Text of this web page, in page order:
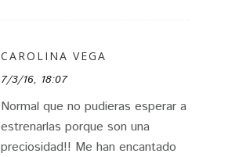
CAROLINA VEGA
7/3/16, 18:07
Normal que no pudieras esperar a
estrenarlas porque son una
preciosidad!! Me han encantado